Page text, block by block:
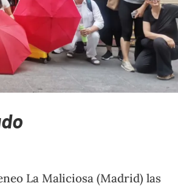
La Maliciosa (Madrid) las